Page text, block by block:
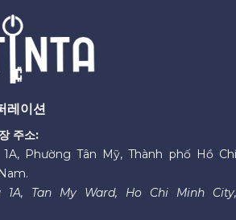
레이션
주소:
Phường Tân Mỹ, Thành phố Hồ Chí
Tan My Ward, Ho Chi Minh City,